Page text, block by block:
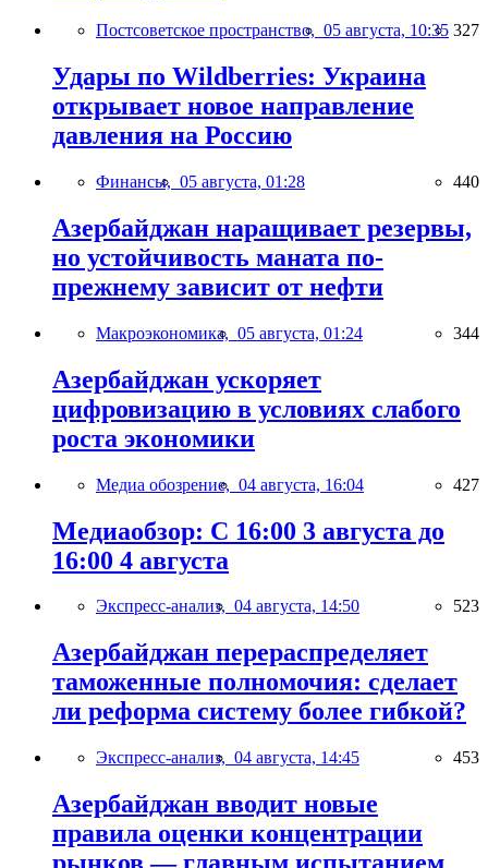
Постсоветское пространство, 05 августа, 10:35 327
Удары по Wildberries: Украина
открывает новое направление
давления на Россию
Финансы, 05 августа, 01:28 440
Азербайджан наращивает резервы,
но устойчивость маната по-
прежнему зависит от нефти
Макроэкономика, 05 августа, 01:24 344
Азербайджан ускоряет
цифровизацию в условиях слабого
роста экономики
Медиа обозрение, 04 августа, 16:04 427
Медиаобзор: С 16:00 3 августа до
16:00 4 августа
Экспресс-анализ, 04 августа, 14:50 523
Азербайджан перераспределяет
таможенные полномочия: сделает
ли реформа систему более гибкой?
Экспресс-анализ, 04 августа, 14:45 453
Азербайджан вводит новые
правила оценки концентрации